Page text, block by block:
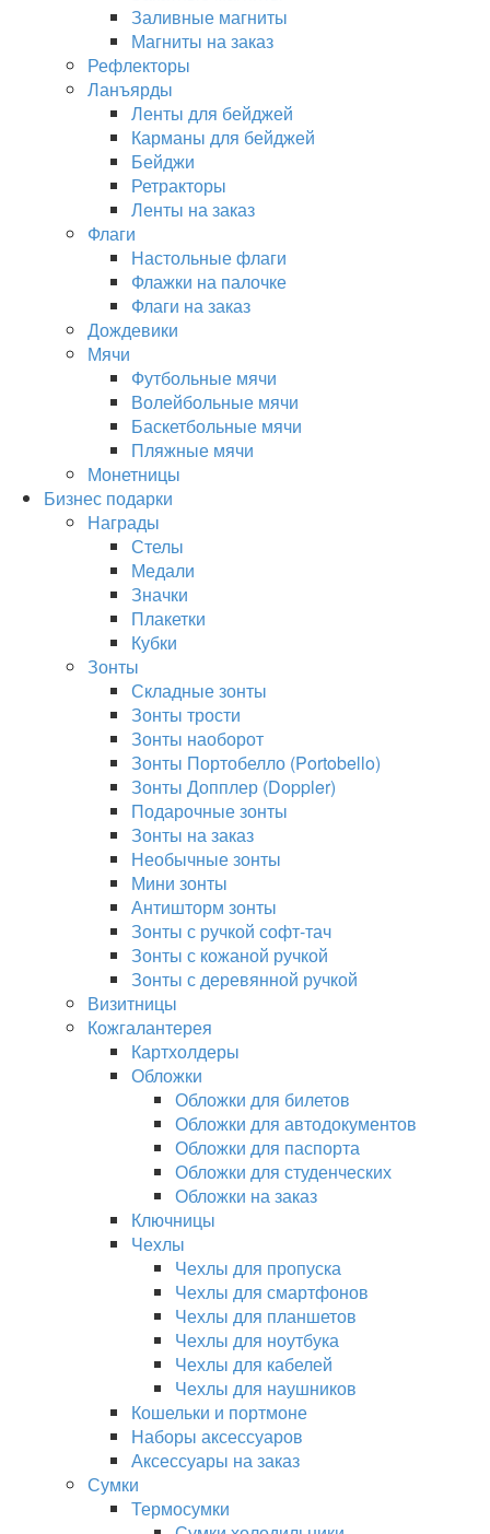
Заливные магниты
Магниты на заказ
Рефлекторы
Ланъярды
Ленты для бейджей
Карманы для бейджей
Бейджи
Ретракторы
Ленты на заказ
Флаги
Настольные флаги
Флажки на палочке
Флаги на заказ
Дождевики
Мячи
Футбольные мячи
Волейбольные мячи
Баскетбольные мячи
Пляжные мячи
Монетницы
Бизнес подарки
Награды
Стелы
Медали
Значки
Плакетки
Кубки
Зонты
Складные зонты
Зонты трости
Зонты наоборот
Зонты Портобелло (Portobello)
Зонты Допплер (Doppler)
Подарочные зонты
Зонты на заказ
Необычные зонты
Мини зонты
Антишторм зонты
Зонты с ручкой софт-тач
Зонты с кожаной ручкой
Зонты с деревянной ручкой
Визитницы
Кожгалантерея
Картхолдеры
Обложки
Обложки для билетов
Обложки для автодокументов
Обложки для паспорта
Обложки для студенческих
Обложки на заказ
Ключницы
Чехлы
Чехлы для пропуска
Чехлы для смартфонов
Чехлы для планшетов
Чехлы для ноутбука
Чехлы для кабелей
Чехлы для наушников
Кошельки и портмоне
Наборы аксессуаров
Аксессуары на заказ
Сумки
Термосумки